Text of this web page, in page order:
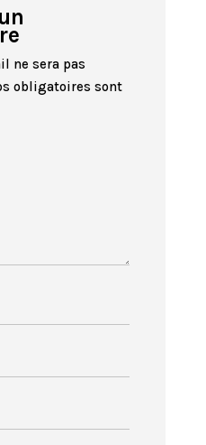
ne sera pas
obligatoires sont